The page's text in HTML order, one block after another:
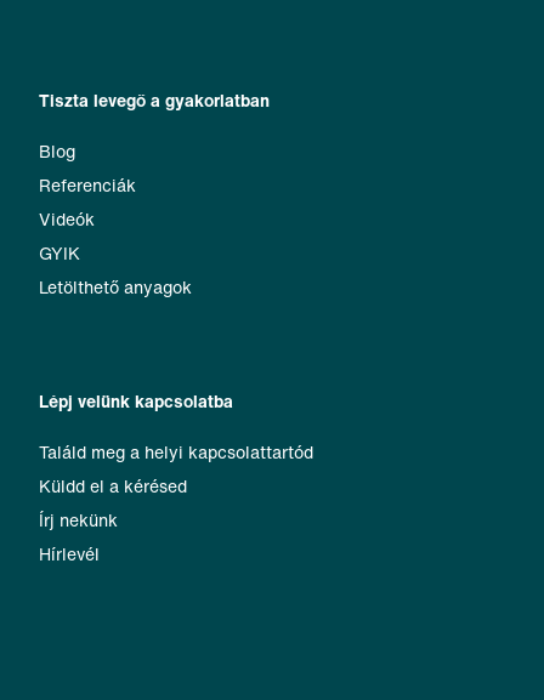
Tiszta levegő a gyakorlatban
Blog
Referenciák
Videók
GYIK
Letölthető anyagok
Lépj velünk kapcsolatba
Találd meg a helyi kapcsolattartód
Küldd el a kérésed
Írj nekünk
Hírlevél